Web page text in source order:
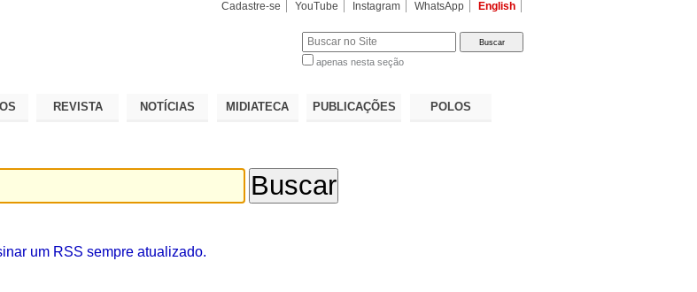
Cadastre-se YouTube Instagram WhatsApp English
apenas nesta seção
REVISTA NOTÍCIAS MIDIATECA PUBLICAÇÕES POLOS
um RSS sempre atualizado.